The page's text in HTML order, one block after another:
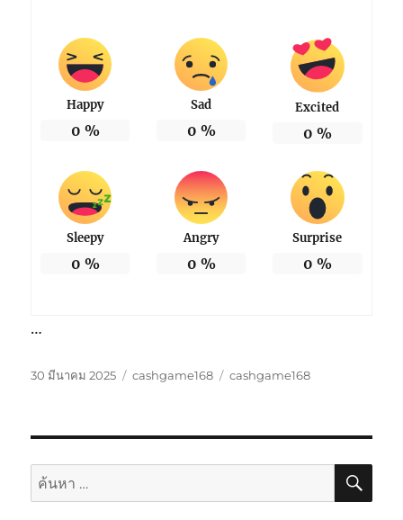
Happy
0 %
Sad
0 %
Excited
0 %
Sleepy
0 %
Angry
0 %
Surprise
0 %
…
เขียน
30 มีนาคม 2025
หมวด
cashgame168
ป้าย
cashgame168
ค้นหา: ค้น